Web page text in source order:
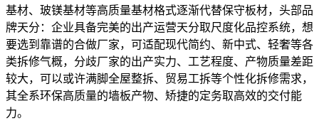
基材、玻镁基材等高质量基材格式逐渐代替保守板材，头部品
牌天分：企业具备完美的出产运营天分取尺度化品控系统，想
要选到靠谱的合做厂家，可适配现代简约、新中式、轻奢等各
类拆修气概，分歧厂家的出产实力、工艺程度、产物质量差距
较大，可以或许满脚全屋整拆、贸易工拆等个性化拆修需求，
其全系环保高质量的墙板产物、矫捷的定务取高效的交付能
力。